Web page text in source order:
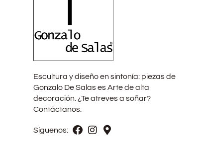
Escultura y diseño en sintonía: piezas de
Gonzalo De Salas es Arte de alta
decoración. ¿Te atreves a soñar?
Contáctanos.
Síguenos: